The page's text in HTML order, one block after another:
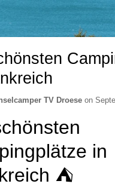
TV Droese on
in
⛺